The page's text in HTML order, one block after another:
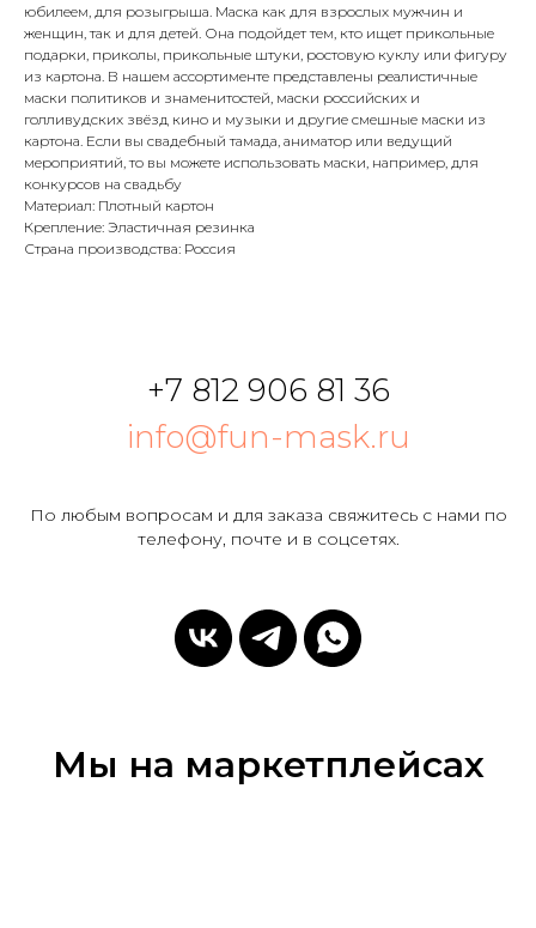
юбилеем, для розыгрыша. Маска как для взрослых мужчин и
женщин, так и для детей. Она подойдет тем, кто ищет прикольные
подарки, приколы, прикольные штуки, ростовую куклу или фигуру
из картона. В нашем ассортименте представлены реалистичные
маски политиков и знаменитостей, маски российских и
голливудских звёзд кино и музыки и другие смешные маски из
картона. Если вы свадебный тамада, аниматор или ведущий
мероприятий, то вы можете использовать маски, например, для
конкурсов на свадьбу
Материал: Плотный картон
Крепление: Эластичная резинка
Страна производства: Россия
+7 812 906 81 36
info@fun-mask.ru
По любым вопросам и для заказа свяжитесь с нами по
телефону, почте и в соцсетях.
Мы на маркетплейсах